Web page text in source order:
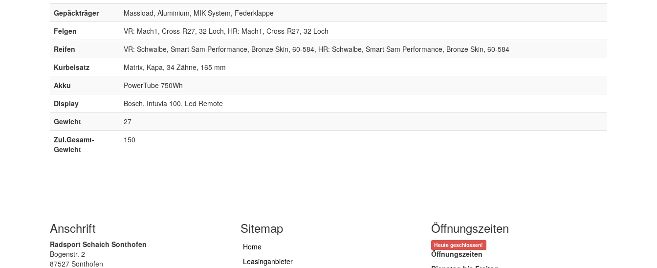
Gepäckträger
Massload, Aluminium, MIK System, Federklappe
Felgen
VR: Mach1, Cross-R27, 32 Loch, HR: Mach1, Cross-R27, 32 Loch
Reifen
VR: Schwalbe, Smart Sam Performance, Bronze Skin, 60-584, HR: Schwalbe, Smart Sam Performance, Bronze Skin, 60-584
Kurbelsatz
Matrix, Kapa, 34 Zähne, 165 mm
Akku
PowerTube 750Wh
Display
Bosch, Intuvia 100, Led Remote
Gewicht
27
Zul.Gesamt-
Gewicht
150
Anschrift
Radsport Schaich Sonthofen
Bogenstr. 2
87527 Sonthofen
Sitemap
Home
Leasinganbieter
Öffnungszeiten
Heute geschlossen!
Öffnungszeiten